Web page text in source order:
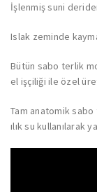
İşlenmiş suni
Islak zeminde
Bütün sabo terlik
el işçiliği ile özel
Tam anatomik
ılık su kullanılarak